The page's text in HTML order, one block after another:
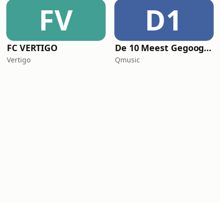
FV
FC VERTIGO
Vertigo
D1
De 10 Meest Gegoogelde Vragen Over…
Qmusic